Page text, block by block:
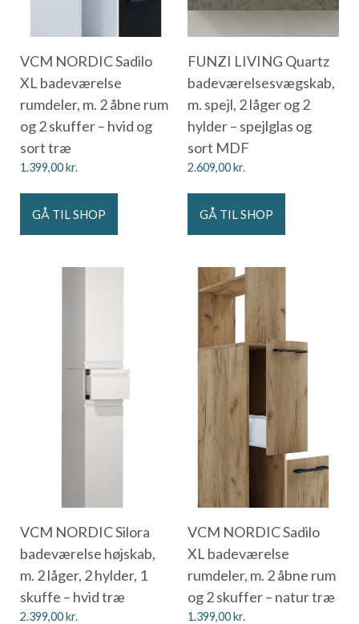
VCM NORDIC Sadilo
XL badeværelse
rumdeler, m. 2 åbne rum
og 2 skuffer – hvid og
sort træ
1.399,00kr.
GÅ TIL SHOP
FUNZI LIVING Quartz
badeværelsesvægskab,
m. spejl, 2 låger og 2
hylder – spejlglas og
sort MDF
2.609,00kr.
GÅ TIL SHOP
VCM NORDIC Silora
badeværelse højskab,
m. 2 låger, 2 hylder, 1
skuffe – hvid træ
2.399,00kr.
VCM NORDIC Sadilo
XL badeværelse
rumdeler, m. 2 åbne rum
og 2 skuffer – natur træ
1.399,00kr.